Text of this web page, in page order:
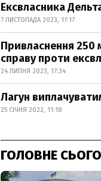
Ексвласника
7 ЛИСТОПАДА 2023, 17:17
Привласнення 250
справу проти
24 ЛИПНЯ 2023, 17:34
Лагун
25 СІЧНЯ 2022, 11:18
ГОЛОВНЕ